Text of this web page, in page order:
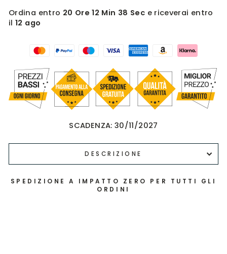
Ordina entro 20 Ore 12 Min 38 Sec e riceverai entro
il12 ago
SCADENZA: 30/11/2027
DESCRIZIONE
SPEDIZIONE A IMPATTO ZERO PER TUTTI GLI
ORDINI